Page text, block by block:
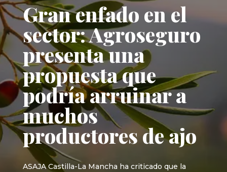
Gran enfado en el
sector: Agroseguro
presenta una
propuesta que
podría arruinar a
muchos
productores de ajo
ASAJA Castilla-La Mancha ha criticado que la